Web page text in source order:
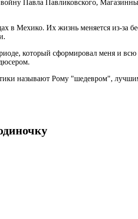
Павла Павликовского,
в Мехико. Их жизнь меняется из-за
который сформировал меня и
называют Рому "шедевром",